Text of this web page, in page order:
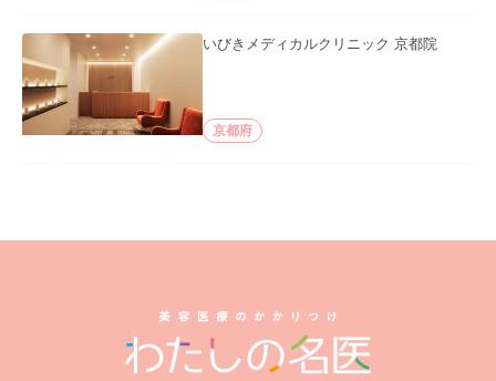
いびきメディカルクリニック 京都院
京都府